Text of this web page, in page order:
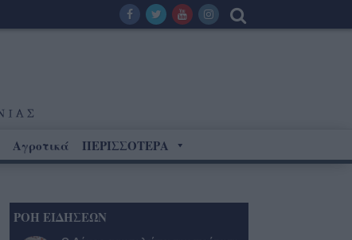
Αγροτικά ΠΕΡΙΣΣΟΤΕΡΑ
ΡΟΗ ΕΙΔΗΣΕΩΝ